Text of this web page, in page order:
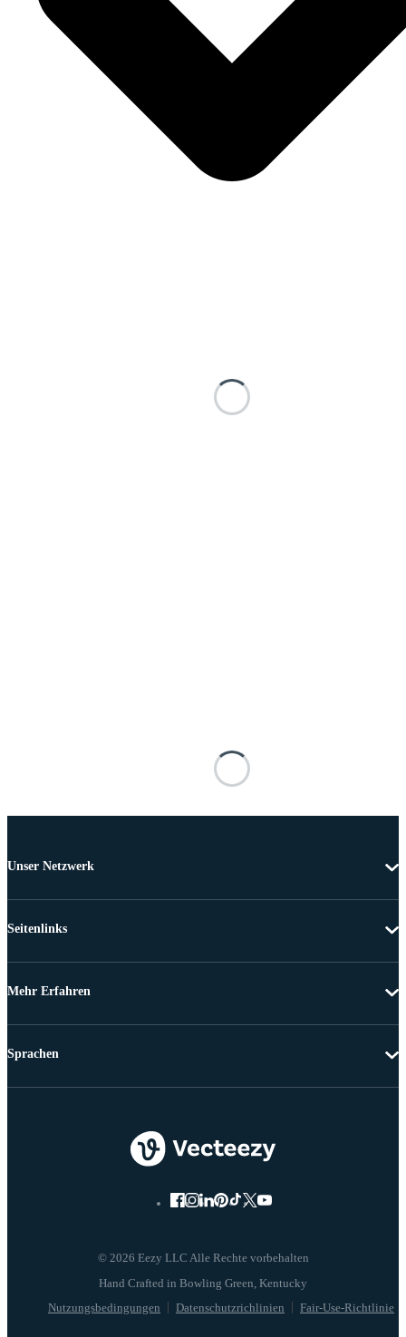
Unser Netzwerk
Seitenlinks
Mehr Erfahren
© 2026 Eezy LLC Alle Rechte vorbehalten
Nutzungsbedingungen Datenschutzrichlinien Fair-Use-Richtlinie
Sprachen